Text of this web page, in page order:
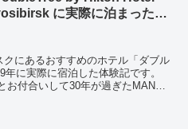
に実際に泊まった体
にあるおすすめのホテル「ダブル
に実際に宿泊した体験記です。
付合いして30年が過ぎたMANA